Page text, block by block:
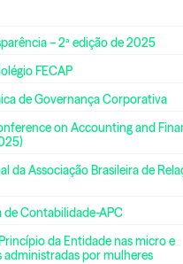
– 2ª edição de 2025
FECAP
de Governança Corporativa
on Accounting and
da Associação Brasileira de
de Contabilidade-APC
da Entidade nas micro e
administradas por mulheres